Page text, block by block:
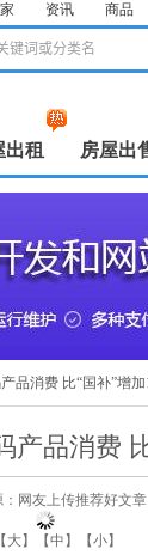
资讯 商品
出租 房屋出
品消费 比“国补”增
产品消费
网友上传推荐好文
大】【中 】【小】